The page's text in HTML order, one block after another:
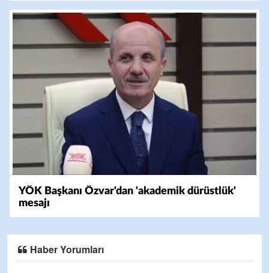
YÖK Başkanı Özvar'dan 'akademik dürüstlük'
mesajı
Haber Yorumları